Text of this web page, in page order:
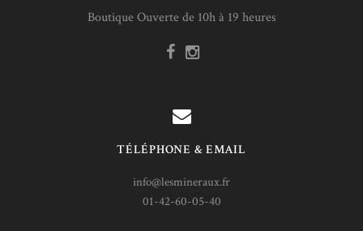
Boutique Ouverte de 10h à 19 heures
TÉLÉPHONE & EMAIL
info@lesmineraux.fr
01-42-60-05-40